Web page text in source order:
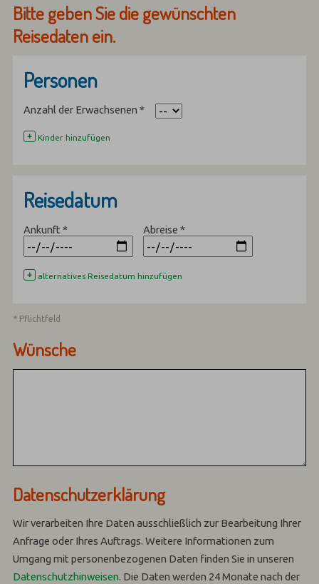
Bitte geben Sie die gewünschten
Reisedaten ein.
Personen
Anzahl der Erwachsenen*
+ Kinder hinzufügen
Reisedatum
Ankunft* Abreise*
+ alternatives Reisedatum hinzufügen
* Pflichtfeld
Wünsche
Datenschutzerklärung
Wir verarbeiten Ihre Daten ausschließlich zur Bearbeitung Ihrer
Anfrage oder Ihres Auftrags.Weitere Informationen zum
Umgang mit personenbezogenen Daten finden Sie in unseren
Datenschutzhinweisen. Die Daten werden 24 Monate nach der